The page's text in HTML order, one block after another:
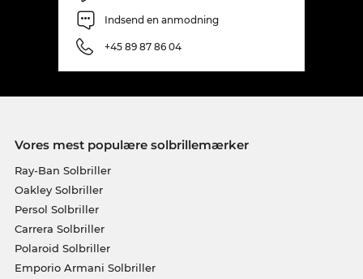
Indsend en anmodning
+45 89 87 86 04
Vores mest populære solbrillemærker
Ray-Ban Solbriller
Oakley Solbriller
Persol Solbriller
Carrera Solbriller
Polaroid Solbriller
Emporio Armani Solbriller